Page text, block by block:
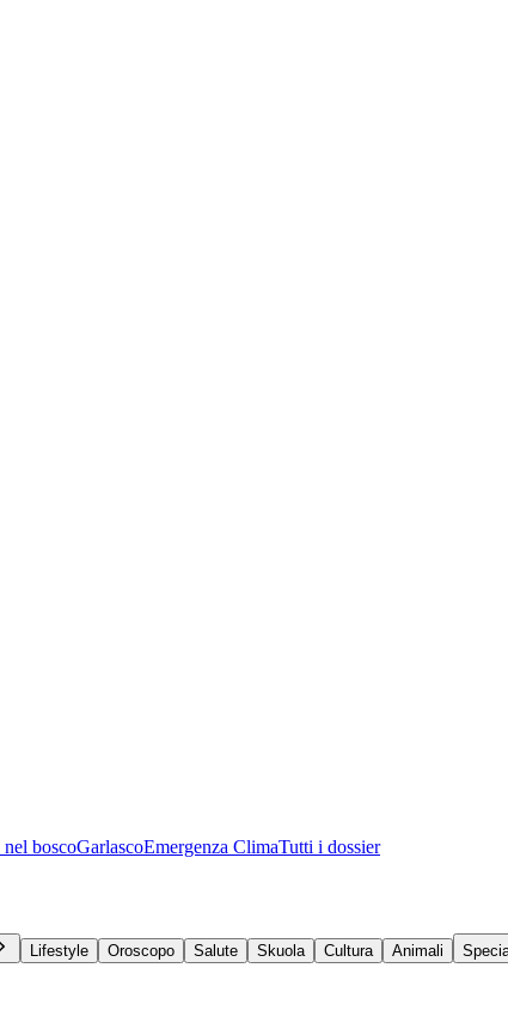
boscoGarlascoEmergenza ClimaTutti i dossier
Lifestyle Oroscopo Salute Skuola Cultura Animali